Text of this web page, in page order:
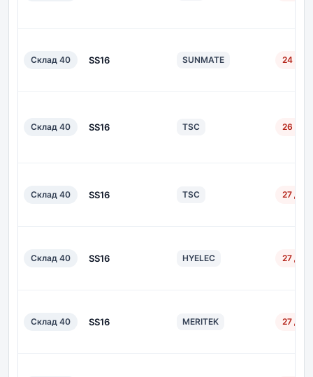
Склад 40 SS16 SUNMATE 24 дн.
Склад 40 SS16 TSC 26 дн.
Склад 40 SS16 TSC 27 дн.
Склад 40 SS16 HYELEC 27 дн.
Склад 40 SS16 MERITEK 27 дн.